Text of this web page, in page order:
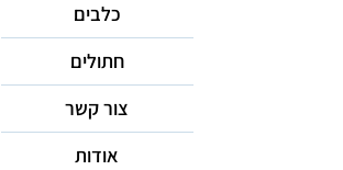
כלבים
חתולים
צור קשר
אודות